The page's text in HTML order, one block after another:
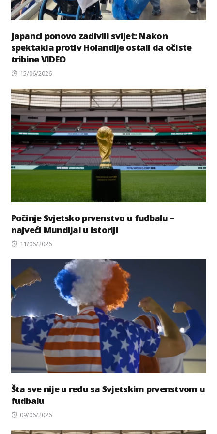
Japanci ponovo zadivili svijet: Nakon
spektakla protiv Holandije ostali da očiste
tribine VIDEO
Posted
15/06/2026
Počinje Svjetsko prvenstvo u fudbalu –
najveći Mundijal u istoriji
Posted
11/06/2026
Šta sve nije u redu sa Svjetskim prvenstvom u
fudbalu
Posted
09/06/2026